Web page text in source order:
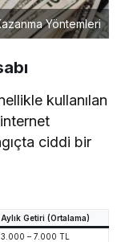
Yöntemleri
kullanılan
ciddi bir
Aylık Getiri (Ortalama)
3.000 – 7.000 TL